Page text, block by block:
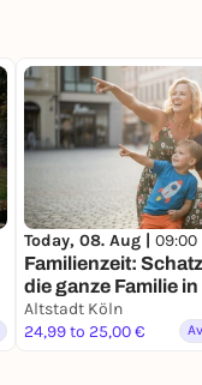
Today, 08. Aug | 09:00
Familienzeit:
die ganze Familie
Altstadt Köln
24,99 to 25,00 €